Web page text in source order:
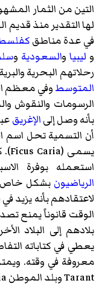
التين من الثمار
لها التقدير منذ
في عدة مناطق
و ليبياوالسعودية و
رحلاتهم البحرية
المتوسطوفي معظم
الرسومات والنقوش
بأنه وصل إلىالإغريق
أن التسمية تحل اسم
يسمى (Ficus Caria
)‏.
استعمله بوفرة
الرياضيون بشكل خاص
لاعتقادهم بأنه يزيد
الوقت قانوناً يمنع
بلادهم إلى البلاد
معروفة في وقته.
Tarant وبلد الموطن Caria و Herculaneum.